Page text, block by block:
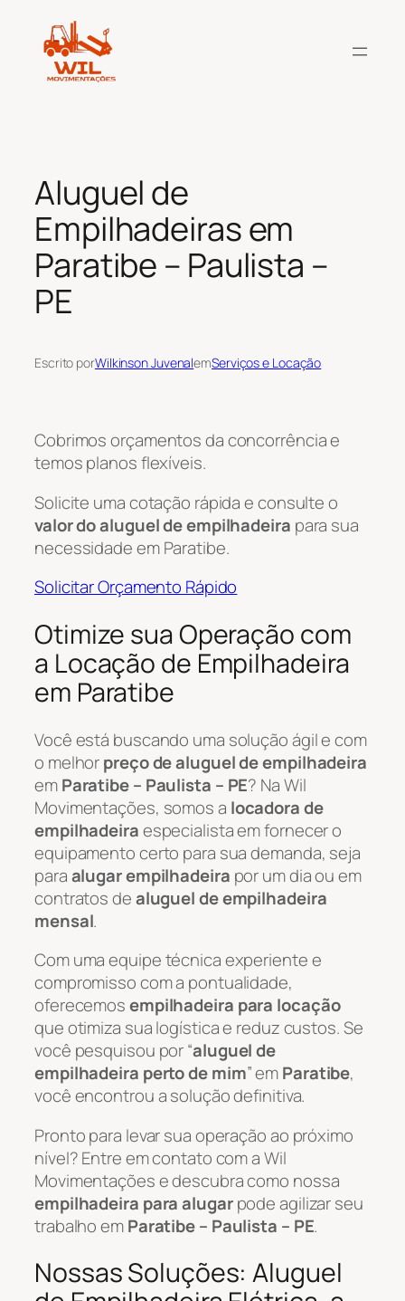
conteúdo
Aluguel de
Empilhadeiras em
Paratibe – Paulista –
PE
Escrito porWilkinson JuvenalemServiços e Locação
Cobrimos orçamentos da concorrência e
temos planos flexíveis.
Solicite uma cotação rápida e consulte o
valor do aluguel de empilhadeira para sua
necessidade em Paratibe.
Solicitar Orçamento Rápido
Otimize sua Operação com
a Locação de Empilhadeira
em Paratibe
Você está buscando uma solução ágil e com
o melhorpreço de aluguel de empilhadeira
emParatibe – Paulista – PE? Na Wil
Movimentações, somos a locadora de
empilhadeiraespecialista em fornecer o
equipamento certo para sua demanda, seja
paraalugar empilhadeira por um dia ou em
contratos dealuguel de empilhadeira
mensal.
Com uma equipe técnica experiente e
compromisso com a pontualidade,
oferecemosempilhadeira para locação
que otimiza sua logística e reduz custos. Se
você pesquisou por “aluguel de
empilhadeira perto de mim” emParatibe,
você encontrou a solução definitiva.
Pronto para levar sua operação ao próximo
nível? Entre em contato com a Wil
Movimentações e descubra como nossa
empilhadeira para alugarpode agilizar seu
trabalho emParatibe – Paulista – PE.
Nossas Soluções: Aluguel